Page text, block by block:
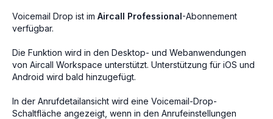
Voicemail Drop ist im Aircall Professional-Abonnement
verfügbar.
Die Funktion wird in den Desktop- und Webanwendungen
von Aircall Workspace unterstützt. Unterstützung für iOS und
Android wird bald hinzugefügt.
In der Anrufdetailansicht wird eine Voicemail-Drop-
Schaltfläche angezeigt, wenn in den Anrufeinstellungen